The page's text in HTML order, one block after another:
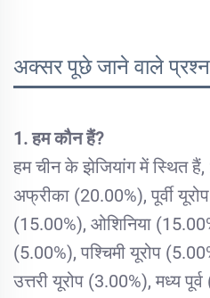
अक्सर पूछे जाने वाले प्रश्न
1. हम कौन हैं?
हम चीन के झेजियांग में स्थित
अफ्रीका (20.00%), पूर्वी
(15.00%), ओशिनिया
(5.00%), पश्चिमी यूरोप
उत्तरी यूरोप (3.00%), मध्य पूर्व